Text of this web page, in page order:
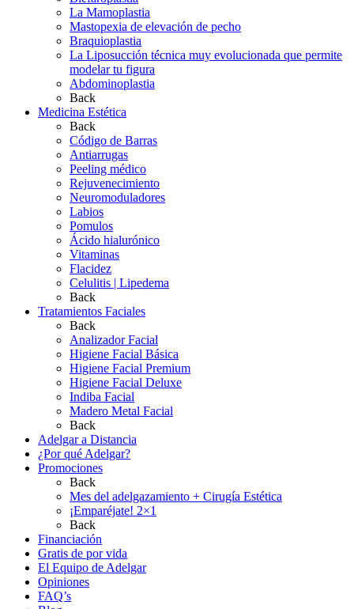
La Mamoplastia
Mastopexia de elevación de pecho
Braquioplastia
La Liposucción técnica muy evolucionada que permite
modelar tu figura
Abdominoplastia
Back
Medicina Estética
Back
Código de Barras
Antiarrugas
Peeling médico
Rejuvenecimiento
Neuromoduladores
Labios
Pomulos
Ácido hialurónico
Vitaminas
Flacidez
Celulitis | Lipedema
Back
Tratamientos Faciales
Back
Analizador Facial
Higiene Facial Básica
Higiene Facial Premium
Higiene Facial Deluxe
Indiba Facial
Madero Metal Facial
Back
Adelgar a Distancia
¿Por qué Adelgar?
Promociones
Back
Mes del adelgazamiento + Cirugía Estética
¡Emparéjate! 2×1
Back
Financiación
Gratis de por vida
El Equipo de Adelgar
Opiniones
FAQ’s